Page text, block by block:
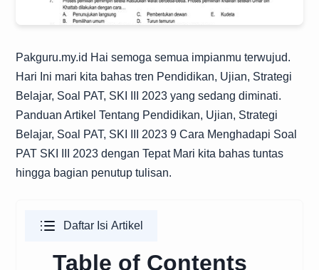
Pakguru.my.id Hai semoga semua impianmu terwujud.
Hari Ini mari kita bahas tren Pendidikan, Ujian, Strategi
Belajar, Soal PAT, SKI III 2023 yang sedang diminati.
Panduan Artikel Tentang Pendidikan, Ujian, Strategi
Belajar, Soal PAT, SKI III 2023 9 Cara Menghadapi Soal
PAT SKI III 2023 dengan Tepat Mari kita bahas tuntas
hingga bagian penutup tulisan.
Daftar Isi Artikel
Table of Contents